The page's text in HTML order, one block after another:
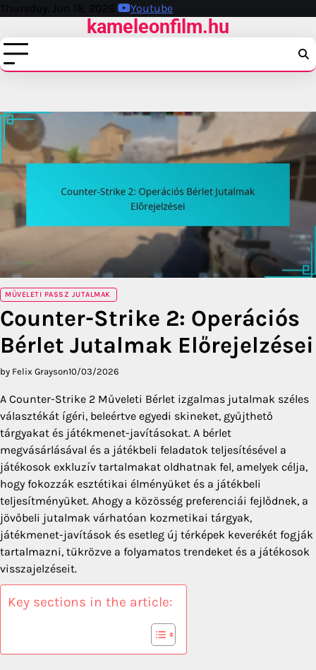
Skip
content
Thursday, Jun 18, 2026 Youtube
kameleonfilm.hu
MŰVELETI PASSZ JUTALMAK
Counter-Strike 2: Operációs
Bérlet Jutalmak Előrejelzései
by Felix Grayson10/03/2026
A Counter-Strike 2 Műveleti Bérlet izgalmas jutalmak széles
választékát ígéri, beleértve egyedi skineket, gyűjthető
tárgyakat és játékmenet-javításokat. A bérlet
megvásárlásával és a játékbeli feladatok teljesítésével a
játékosok exkluzív tartalmakat oldhatnak fel, amelyek célja,
hogy fokozzák esztétikai élményüket és a játékbeli
teljesítményüket. Ahogy a közösség preferenciái fejlődnek, a
jövőbeli jutalmak várhatóan kozmetikai tárgyak,
játékmenet-javítások és esetleg új térképek keverékét fogják
tartalmazni, tükrözve a folyamatos trendeket és a játékosok
visszajelzéseit.
Key sections in the article: